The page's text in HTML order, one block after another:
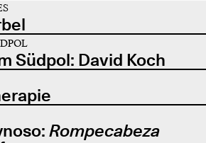
Südpol: David Koch
Rompecabeza